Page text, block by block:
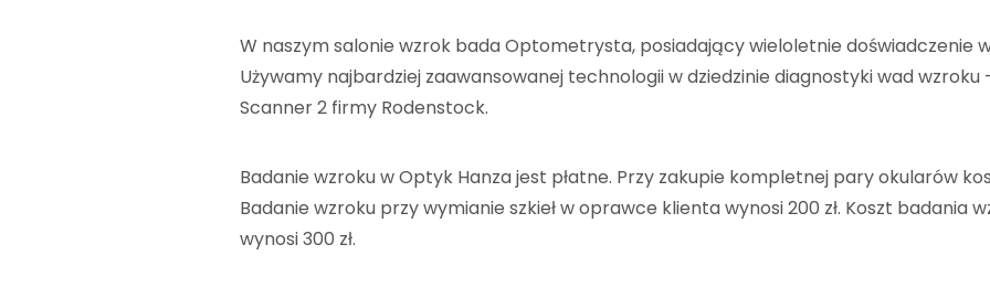
W naszym salonie wzrok bada Optometrysta, posiadający wieloletnie doświadczenie
Używamy najbardziej zaawansowanej technologii w dziedzinie diagnostyki wad
Scanner 2 firmy Rodenstock.
Badanie wzroku w Optyk Hanza jest płatne. Przy zakupie kompletnej pary okularów
Badanie wzroku przy wymianie szkieł w oprawce klienta wynosi 200 zł. Koszt badania
wynosi 300 zł.